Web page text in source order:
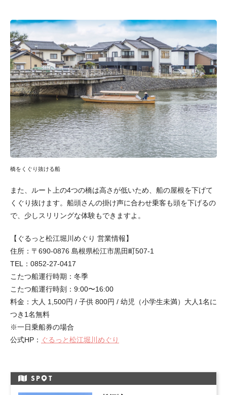
橋をくぐり抜ける船
また、ルート上の4つの橋は高さが低いため、船の屋根を下げて
くぐり抜けます。船頭さんの掛け声に合わせ乗客も頭を下げるの
で、少しスリリングな体験もできますよ。
【ぐるっと松江堀川めぐり 営業情報】
住所：〒690-0876 島根県松江市黒田町507-1
TEL：0852-27-0417
こたつ船運行時期：冬季
こたつ船運行時刻：9:00〜16:00
料金：大人 1,500円 / 子供 800円 / 幼児（小学生未満）大人1名に
つき1名無料
※一日乗船券の場合
公式HP： ぐるっと松江堀川めぐり
SP T